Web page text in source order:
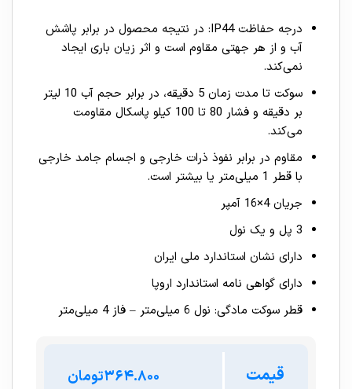
درجه حفاظت IP44: در نتیجه محصول در برابر پاشش
آب و از هر جهتی مقاوم است و اثر زیان باری ایجاد
نمی‌کند.
سوکت تا مدت زمان 5 دقیقه، در برابر حجم آب 10 لیتر
بر دقیقه و فشار 80 تا 100 کیلو پاسکال مقاومت
می‌کند.
مقاوم در برابر نفوذ ذرات خارجی و اجسام جامد خارجی
با قطر 1 میلی‌متر یا بیشتر است.
جریان 4×16 آمپر
3 پل و یک نول
دارای نشان استاندارد ملی ایران
دارای گواهی نامه استاندارد اروپا
قطر سوکت مادگی: نول 6 میلی‌متر – فاز 4 میلی‌متر
قیمت تومان